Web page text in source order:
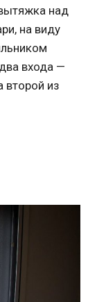
над
на виду
входа —
второй из